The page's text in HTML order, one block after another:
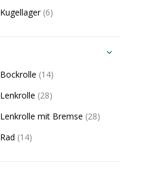
Kugellager (6)
Bockrolle (14)
Lenkrolle (28)
Lenkrolle mit Bremse (28)
Rad (14)